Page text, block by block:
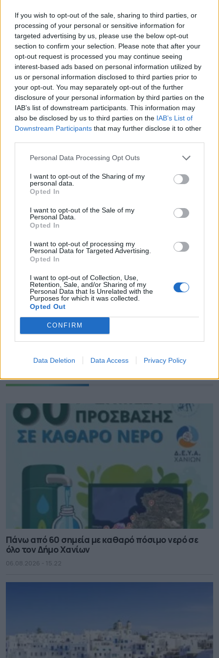
If you wish to opt-out of the sale, sharing to third parties, or
processing of your personal or sensitive information for
targeted advertising by us, please use the below opt-out
section to confirm your selection. Please note that after your
opt-out request is processed you may continue seeing
interest-based ads based on personal information utilized by
us or personal information disclosed to third parties prior to
your opt-out. You may separately opt-out of the further
disclosure of your personal information by third parties on the
IAB’s list of downstream participants. This information may
also be disclosed by us to third parties on the IAB’s List of
Downstream Participants that may further disclose it to other
Personal Data Processing Opt Outs
I want to opt-out of the Sharing of my
personal data.
Opted In
I want to opt-out of the Sale of my
Personal Data.
Opted In
I want to opt-out of processing my
Personal Data for Targeted Advertising.
Opted In
I want to opt-out of Collection, Use,
Retention, Sale, and/or Sharing of my
Personal Data that Is Unrelated with the
Purposes for which it was collected.
Opted Out
CONFIRM
Data Deletion Data Access Privacy Policy
υιοθετήσουν τη «Διακήρυξη της Ρόδου»,
ζητώντας:
Ισχυρότερη συμμετοχή των περιφερειακών
και τοπικών αρχών στις αποφάσεις
χρηματοδότησης της ΕΕ.
Απλούστερους και πιο διαφανείς κανόνες
χρηματοδότησης και
Μια προσέγγιση βασισμένη στις
ιδιαιτερότητες κάθε τόπου, διασφαλίζοντας
ότι καμία περιοχή δεν θα μείνει πίσω.
ΟΛΕΣ ΟΙ ΕΙΔΗΣΕΙΣ
Πάνω από 60 σημεία με καθαρό πόσιμο νερό σε
όλο τον Δήμο Χανίων
Η Πάρος στηρίζει τους εκπαιδευτικούς της
Νέα Χρυσή Διάκριση για τον Δήμο Ελληνικού –
Αργυρούπολης
TAGS: ΑΥΤΟΔΙΟΙΚΗΣΗ ΡΟΔΟΣ
ΕΠΙΚΑΙΡΟΤΗΤΑ
Πάνω από 60 σημεία με καθαρό πόσιμο νερό σε
όλο τον Δήμο Χανίων
06.08.2026 - 15.22